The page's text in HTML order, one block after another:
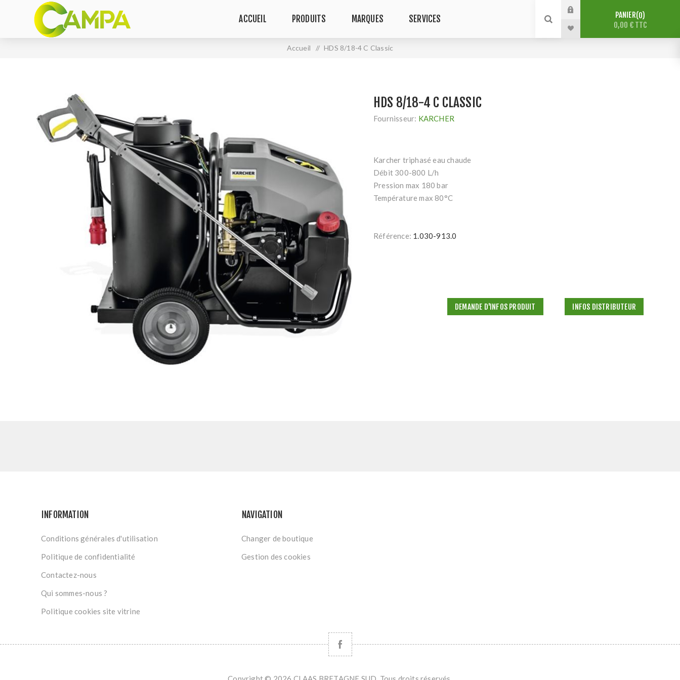
ACCUEIL PRODUITS MARQUES SERVICES PANIER 0
0,00 € TTC
Accueil / HDS 8/18-4 C Classic
HDS 8/18-4 C CLASSIC
Fournisseur: KARCHER
Karcher triphasé eau chaude
Débit 300-800 L/h
Pression max 180 bar
Température max 80°C
Référence: 1.030-913.0
DEMANDE D'INFOS PRODUIT INFOS DISTRIBUTEUR
INFORMATION
Conditions générales d'utilisation
Politique de confidentialité
Contactez-nous
Qui sommes-nous ?
Politique cookies site vitrine
NAVIGATION
Changer de boutique
Gestion des cookies